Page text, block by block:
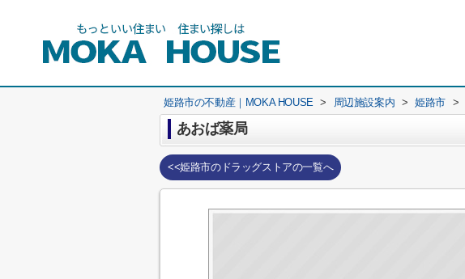
姫路市の不動産｜MOKA HOUSE > 周辺施設案内 > 姫路市 >
あおば薬局
<<姫路市のドラッグストアの一覧へ